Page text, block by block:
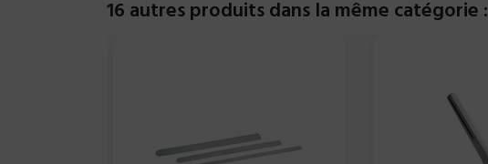
16 autres produits dans la même catégorie :